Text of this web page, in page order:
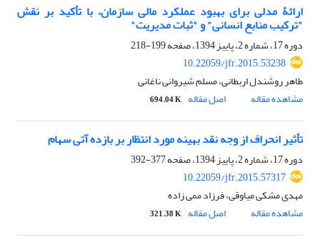
ارائۀ مدلی برای بهبود عملکرد مالی سازمان، با تأکید بر نقش
"ترکیب منابع انسانی" و "ثبات مدیریت"
دوره 17، شماره 2، پاییز 1394، صفحه
199-218
10.22059/jfr.2015.53238
طاهر روشندل اربطانی، مسلم شیروانی ناغانی
مشاهده مقاله
اصل مقاله 694.04 K
تأثیر انحراف از وجه نقد بهینه مورد انتظار بر بازده آتی سهام
دوره 17، شماره 2، پاییز 1394، صفحه
377-392
10.22059/jfr.2015.57317
مهدی مشکی میاوقی، فرزاد ممی زاده
مشاهده مقاله
اصل مقاله 321.38 K